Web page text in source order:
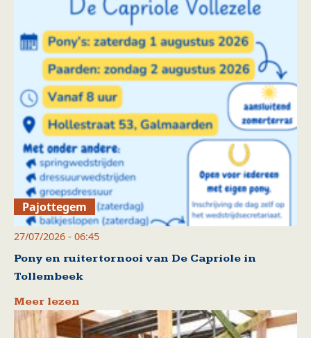
Pajottegem
27/07/2026 - 06:45
Pony en ruitertornooi van De Capriole in
Tollembeek
Meer lezen